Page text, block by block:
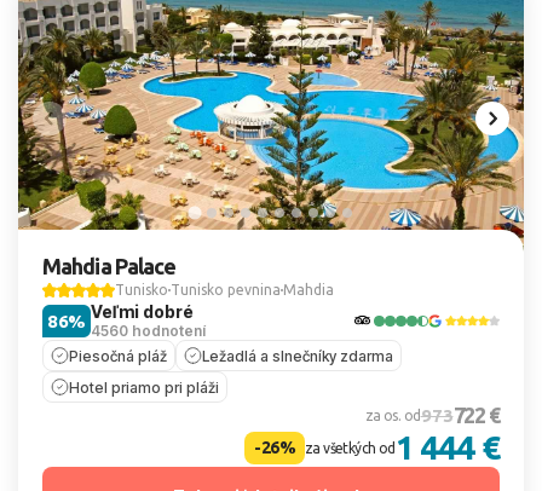
Mahdia Palace
Tunisko Tunisko pevnina Mahdia
Veľmi dobré
4560 hodnotení
86%
Piesočná pláž
Ležadlá a slnečníky zdarma
Hotel priamo pri pláži
za os. od973722 €
-26% za všetkých od 1 444 €